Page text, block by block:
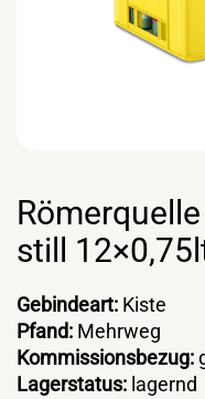
still
Gebindeart: Kiste
Pfand: Mehrweg
Kommissionsbezug:
Lagerstatus: lagernd